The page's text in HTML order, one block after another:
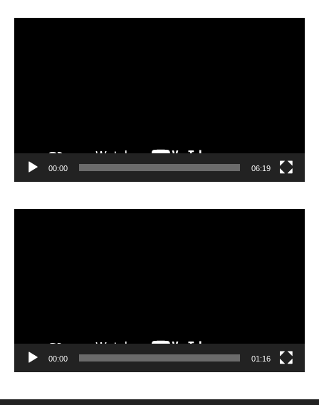
00:00 06:19
00:00 01:16